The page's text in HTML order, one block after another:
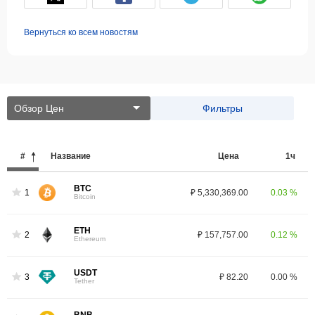
Вернуться ко всем новостям
Обзор Цен Фильтры
# Название Цена 1ч
1 BTC
Bitcoin ₽ 5,330,369.00 0.03 %
2 ETH
Ethereum ₽ 157,757.00 0.12 %
3 USDT
Tether ₽ 82.20 0.00 %